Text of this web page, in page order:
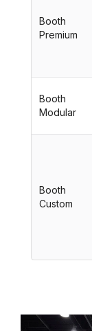
Booth
Premium
Booth
Modular
Booth
Custom